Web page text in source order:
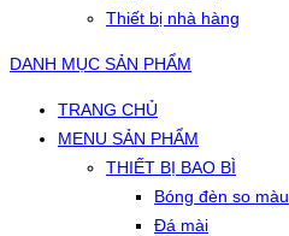
Thiết bị nhà hàng
DANH MỤC SẢN PHẨM
TRANG CHỦ
MENU SẢN PHẨM
THIẾT BỊ BAO BÌ
Bóng đèn so màu
Đá mài